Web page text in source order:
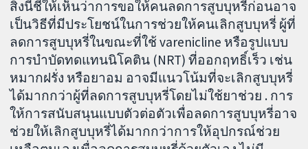
สิ่งนี้ชี้ให้เห็นว่าการขอให้คนลดการสูบบุหรี่ก่อนอาจ
เป็นวิธีที่มีประโยชน์ในการช่วยให้คนเลิกสูบบุหรี่ ผู้ที่
ลดการสูบบุหรี่ในขณะที่ใช้ varenicline หรือรูปแบบ
การบำบัดทดแทนนิโคติน (NRT) ที่ออกฤทธิ์เร็ว เช่น
หมากฝรั่ง หรือยาอม อาจมีแนวโน้มที่จะเลิกสูบบุหรี่
ได้มากกว่าผู้ที่ลดการสูบบุหรี่โดยไม่ใช้ยาช่วย . การ
ให้การสนับสนุนแบบตัวต่อตัวเพื่อลดการสูบบุหรี่อาจ
ช่วยให้เลิกสูบบุหรี่ได้มากกว่าการให้อุปกรณ์ช่วย